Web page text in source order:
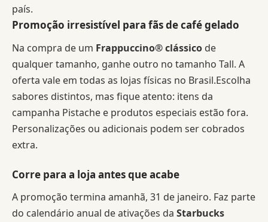
país.
Promoção irresistível para fãs de café gelado
Na compra de um Frappuccino® clássico de
qualquer tamanho, ganhe outro no tamanho Tall. A
oferta vale em todas as lojas físicas no Brasil.Escolha
sabores distintos, mas fique atento: itens da
campanha Pistache e produtos especiais estão fora.
Personalizações ou adicionais podem ser cobrados
extra.
Corre para a loja antes que acabe
A promoção termina amanhã, 31 de janeiro. Faz parte
do calendário anual de ativações da Starbucks